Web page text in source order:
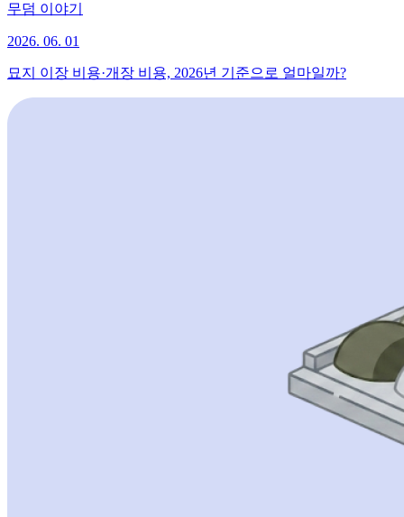
무덤 이야기
2026. 06. 01
묘지 이장 비용·개장 비용, 2026년 기준으로 얼마일까?